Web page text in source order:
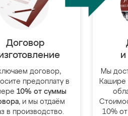
Договор
договор,
предоплату в
10% от суммы
, и мы отдаём
в производство.
и
Мы
Кашире
10%